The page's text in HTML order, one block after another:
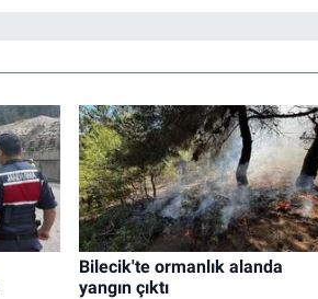
Bilecik'te ormanlık alanda
yangın çıktı